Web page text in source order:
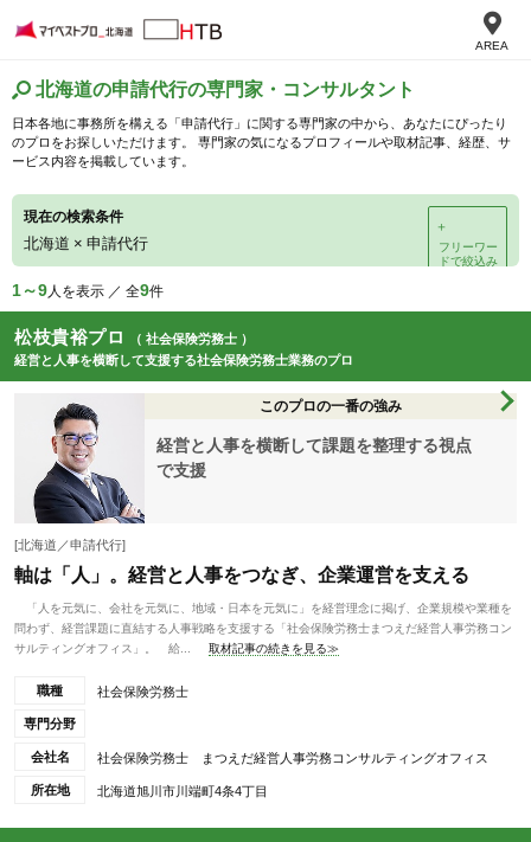
AREA
北海道の申請代行の専門家・コンサルタント
日本各地に事務所を構える「申請代行」に関する専門家の中から、あなたにぴったり
のプロをお探しいただけます。 専門家の気になるプロフィールや取材記事、経歴、サ
ービス内容を掲載しています。
現在の検索条件
北海道 × 申請代行
＋
フリーワー
ドで絞込み
1～9人を表示 ／ 全9件
松枝貴裕プロ
（ 社会保険労務士 ）
経営と人事を横断して支援する社会保険労務士業務のプロ
このプロの一番の強み
経営と人事を横断して課題を整理する視点
で支援
[北海道／申請代行]
軸は「人」。経営と人事をつなぎ、企業運営を支える
「人を元気に、会社を元気に、地域・日本を元気に」を経営理念に掲げ、企業規模や業種を
問わず、経営課題に直結する人事戦略を支援する「社会保険労務士まつえだ経営人事労務コン
サルティングオフィス」。 給...
取材記事の続きを見る≫
職種 社会保険労務士
専門分野
会社名 社会保険労務士 まつえだ経営人事労務コンサルティングオフィス
所在地 北海道旭川市川端町4条4丁目